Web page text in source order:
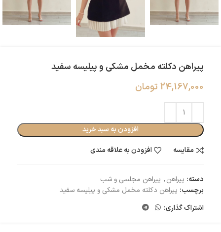
پیراهن دکلته مخمل مشکی و پیلیسه سفید
24,167,000 تومان
افزودن به سبد خرید
مقایسه
افزودن به علاقه مندی
دسته: پیراهن, پیراهن مجلسی و شب
برچسب: پیراهن دکلته مخمل مشکی و پیلیسه سفید
اشتراک گذاری: